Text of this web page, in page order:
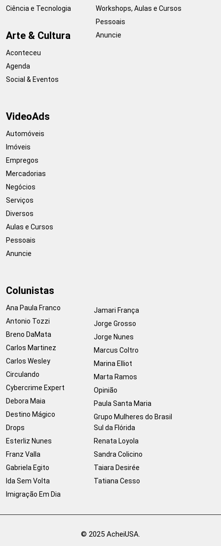
Ciência e Tecnologia
Arte & Cultura
Aconteceu
Agenda
Social & Eventos
Workshops, Aulas e Cursos
Pessoais
Anuncie
VideoAds
Automóveis
Imóveis
Empregos
Mercadorias
Negócios
Serviços
Diversos
Aulas e Cursos
Pessoais
Anuncie
Colunistas
Ana Paula Franco
Antonio Tozzi
Breno DaMata
Carlos Martinez
Carlos Wesley
Circulando
Cybercrime Expert
Debora Maia
Destino Mágico
Drops
Esterliz Nunes
Franz Valla
Gabriela Egito
Ida Sem Volta
Imigração Em Dia
Jamari França
Jorge Grosso
Jorge Nunes
Marcus Coltro
Marina Elliot
Marta Ramos
Opinião
Paula Santa Maria
Grupo Mulheres do Brasil
Sul da Flórida
Renata Loyola
Sandra Colicino
Taiara Desirée
Tatiana Cesso
© 2025 AcheiUSA.